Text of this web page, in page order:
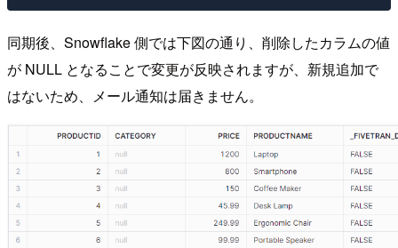
同期後、Snowflake 側では下図の通り、削除したカラムの値
が NULL となることで変更が反映されますが、新規追加で
はないため、メール通知は届きません。